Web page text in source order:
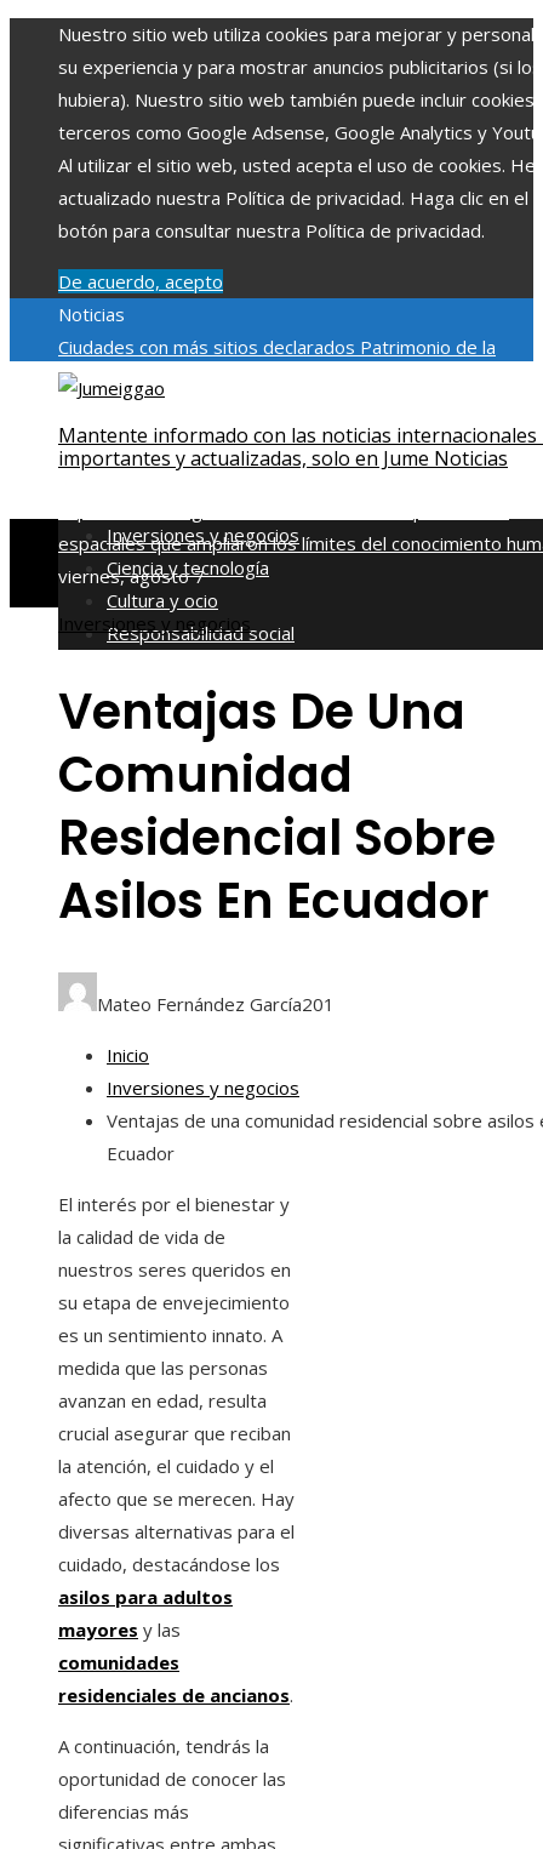
Nuestro sitio web utiliza cookies para mejorar y
su experiencia y para mostrar anuncios publicitarios (si los
hubiera). Nuestro sitio web también puede incluir cookies
terceros como Google Adsense, Google Analytics y
Al utilizar el sitio web, usted acepta el uso de cookies.
actualizado nuestra Política de privacidad. Haga clic en el
botón para consultar nuestra Política de privacidad.
De acuerdo, acepto
Noticias
Ciudades con más sitios declarados Patrimonio de la
Humanidad y su importancia
la inversión productiva y reducir la fragmentación
en Bosnia y Herzegovina
La gran depresión de 1929 y su
espaciales que ampliaron los límites del conocimiento
viernes, agosto 7
Mantente informado con las noticias internacionales
importantes y actualizadas, solo en Jume Noticias
Inversiones y negocios
Ciencia y tecnología
Cultura y ocio
Responsabilidad social
Inversiones y negocios
Ventajas De Una
Comunidad
Residencial Sobre
Asilos En Ecuador
Mateo Fernández García201
Inicio
Inversiones y negocios
Ventajas de una comunidad residencial sobre asilos
Ecuador
El interés por el bienestar y
la calidad de vida de
nuestros seres queridos en
su etapa de envejecimiento
es un sentimiento innato. A
medida que las personas
avanzan en edad, resulta
crucial asegurar que reciban
la atención, el cuidado y el
afecto que se merecen. Hay
diversas alternativas para el
cuidado, destacándose los
asilos para adultos
mayores y las
comunidades
residenciales de ancianos.
A continuación, tendrás la
oportunidad de conocer las
diferencias más